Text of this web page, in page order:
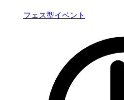
フェス型イベント